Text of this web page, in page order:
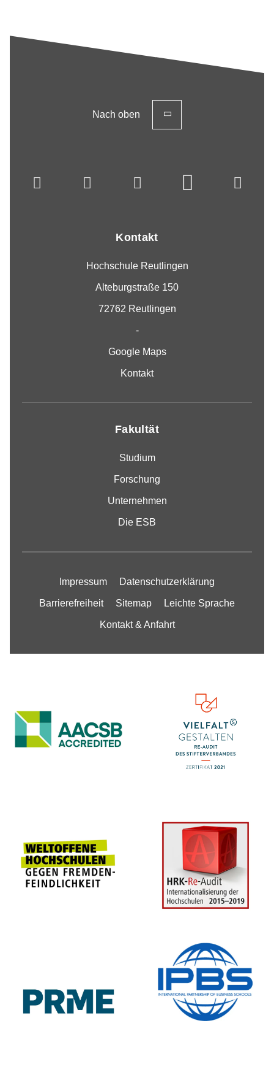
Nach oben
Kontakt
Hochschule Reutlingen
Alteburgstraße 150
72762 Reutlingen
-
Google Maps
Kontakt
Fakultät
Studium
Forschung
Unternehmen
Die ESB
Impressum Datenschutzerklärung
Barrierefreiheit Sitemap Leichte Sprache
Kontakt & Anfahrt